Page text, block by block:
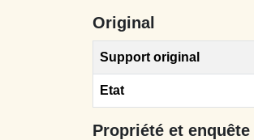
Original
Support original
Etat
Propriété et enquête